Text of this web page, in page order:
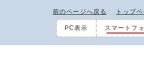
前のページへ戻る トップ
PC表示 スマートフ